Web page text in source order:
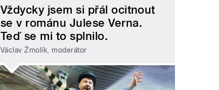
Vždycky jsem si přál ocitnout
se v románu Julese Verna.
Teď se mi to splnilo.
Václav Žmolík, moderátor